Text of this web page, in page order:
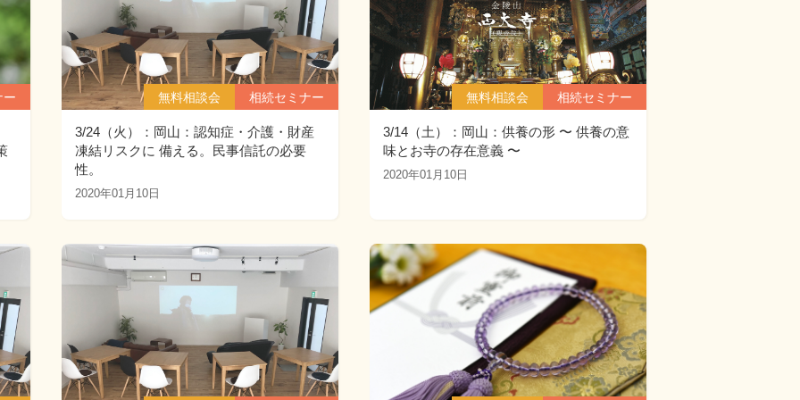
ー 無料相談会 相続セミナー
3/24（火）：岡山：認知症・介護・財産
凍結リスクに 備える。民事信託の必要
性。
2020年01月10日
無料相談会 相続セミナー
3/14（土）：岡山：供養の形 〜 供養の意
味とお寺の存在意義 〜
2020年01月10日